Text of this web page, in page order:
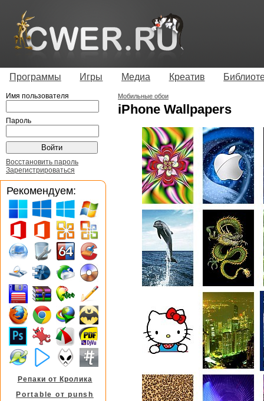
Программы Игры Медиа Креатив
Мобильные обои
iPhone Wallpapers
Имя пользователя
Пароль
Восстановить пароль
Зарегистрироваться
Рекомендуем:
Репаки от Кролика
Portable от punsh